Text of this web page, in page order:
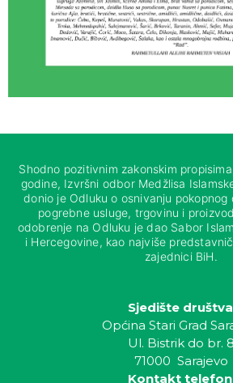
Shodno pozitivnim zakonskim
godine, Izvršni odbor Medžlisa
donio je Odluku o osnivanju pokopnog
pogrebne usluge, trgovinu i
odobrenje na Odluku je dao Sabor
i Hercegovine, kao najviše
zajednici BiH.
Sjedište društva
Općina Stari Grad
Ul. Bistrik do br. 8
71000 Sarajevo
Kontakt